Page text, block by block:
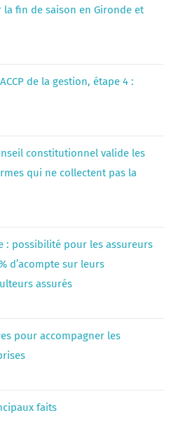
fin de saison en Gironde et
de la gestion, étape 4 :
constitutionnel valide les
qui ne collectent pas la
: possibilité pour les assureurs
d’acompte sur leurs
assurés
pour accompagner les
faits